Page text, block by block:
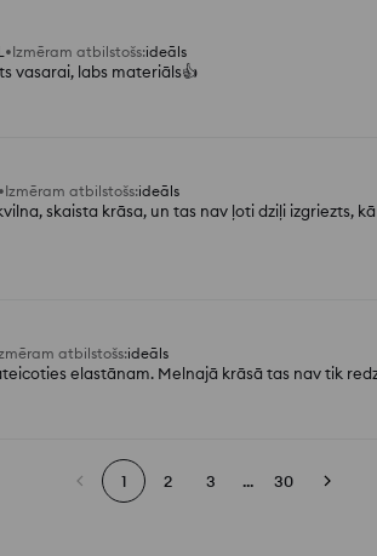
Izmēram atbilstošs:ideāls
vasarai, labs materiāls👍️
Izmēram atbilstošs:ideāls
skaista krāsa, un tas nav ļoti dziļi izgriezts,
atbilstošs:ideāls
elastānam. Melnajā krāsā tas nav tik
1 2 3 ... 30